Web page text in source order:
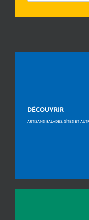
DÉCOUVRIR
ARTISANS, BALADES, GÎTES ET